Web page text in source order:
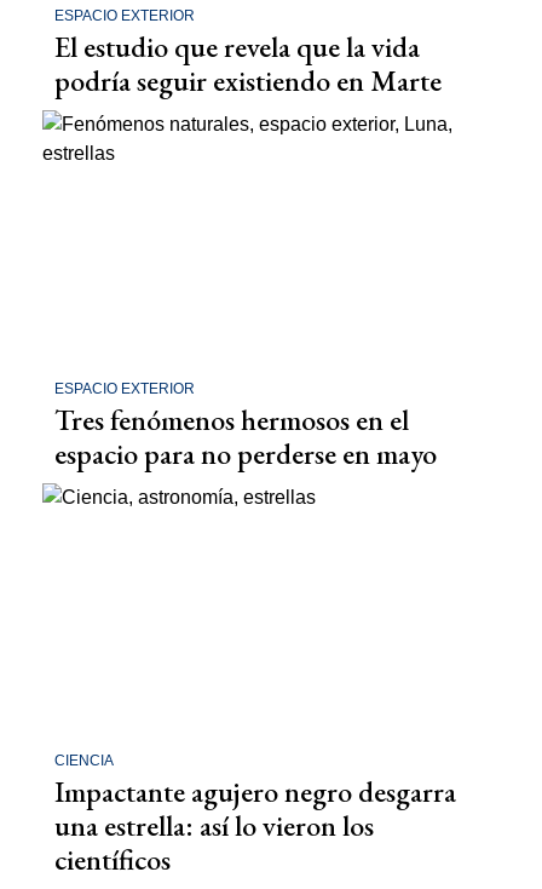
ESPACIO EXTERIOR
El estudio que revela que la vida
podría seguir existiendo en Marte
ESPACIO EXTERIOR
Tres fenómenos hermosos en el
espacio para no perderse en mayo
CIENCIA
Impactante agujero negro desgarra
una estrella: así lo vieron los
científicos